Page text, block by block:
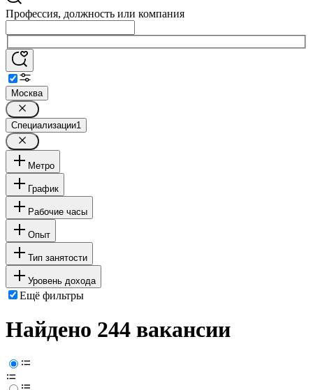
Профессия, должность или компания
Москва
Специализации1
Метро
График
Рабочие часы
Опыт
Тип занятости
Уровень дохода
Ещё фильтры
Найдено 244 вакансии